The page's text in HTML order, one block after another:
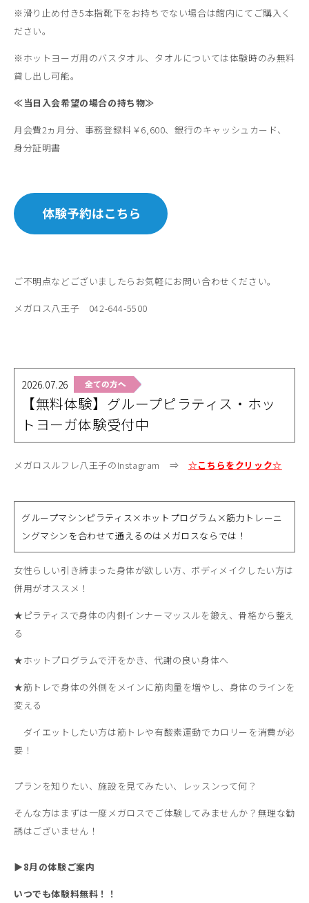
※滑り止め付き5本指靴下をお持ちでない場合は館内にてご購入く
ださい。
※ホットヨーガ用のバスタオル、タオルについては体験時のみ無料
貸し出し可能。
≪当日入会希望の場合の持ち物≫
月会費2ヵ月分、事務登録料￥6,600、銀行のキャッシュカード、
身分証明書
ご不明点などございましたらお気軽にお問い合わせください。
メガロス八王子 042-644-5500
2026.07.26
【無料体験】グループピラティス・ホッ
トヨーガ体験受付中
メガロスルフレ八王子のInstagram ⇒ ☆こちらをクリック☆
グループマシンピラティス×ホットプログラム×筋力トレーニ
ングマシンを合わせて通えるのはメガロスならでは！
女性らしい引き締まった身体が欲しい方、ボディメイクしたい方は
併用がオススメ！
★ピラティスで身体の内側インナーマッスルを鍛え、骨格から整え
る
★ホットプログラムで汗をかき、代謝の良い身体へ
★筋トレで身体の外側をメインに筋肉量を増やし、身体のラインを
変える
ダイエットしたい方は筋トレや有酸素運動でカロリーを消費が必
要！
プランを知りたい、施設を見てみたい、レッスンって何？
そんな方はまずは一度メガロスでご体験してみませんか？無理な勧
誘はございません！
▶8月の体験ご案内
いつでも体験料無料！！